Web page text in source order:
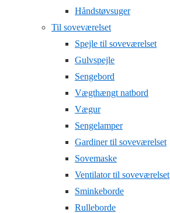
Håndstøvsuger
Til soveværelset
Spejle til soveværelset
Gulvspejle
Sengebord
Vægthængt natbord
Vægur
Sengelamper
Gardiner til soveværelset
Sovemaske
Ventilator til soveværelset
Sminkeborde
Rulleborde